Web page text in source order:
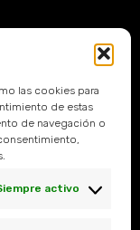
las cookies para
de estas
de navegación o
activo